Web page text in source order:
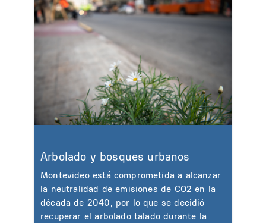
Arbolado y bosques urbanos
Montevideo está comprometida a alcanzar
la neutralidad de emisiones de CO2 en la
década de 2040, por lo que se decidió
recuperar el arbolado talado durante la